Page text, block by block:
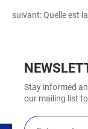
Stay informed
our mailing list